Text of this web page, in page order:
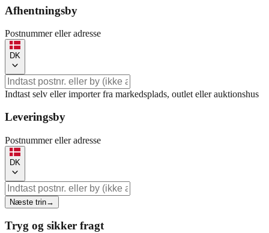
Afhentningsby
Postnummer eller adresse
DK
Indtast selv eller importer fra markedsplads, outlet eller auktionshus
Leveringsby
Postnummer eller adresse
DK
Næste trin→
Tryg og sikker fragt